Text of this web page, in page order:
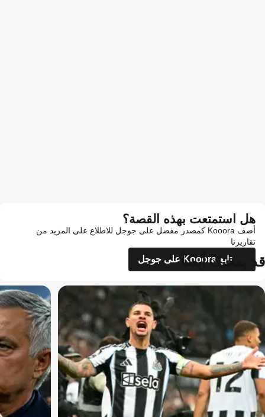
هل استمتعت بهذه القصة؟
أضف Kooora كمصدر مفضل على جوجل للاطلاع على المزيد من
تقاريرنا
تابع Kooora على جوجل
قد يعجبك أيضاً